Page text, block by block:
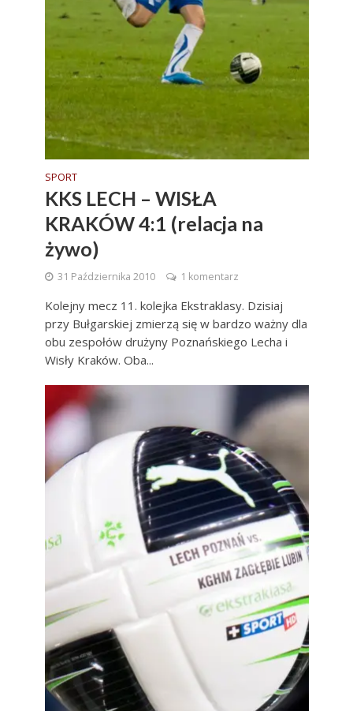
SPORT
KKS LECH – WISŁA
KRAKÓW 4:1 (relacja na
żywo)
31 Października 2010 1 komentarz
Kolejny mecz 11. kolejka Ekstraklasy. Dzisiaj
przy Bułgarskiej zmierzą się w bardzo ważny dla
obu zespołów drużyny Poznańskiego Lecha i
Wisły Kraków. Oba...